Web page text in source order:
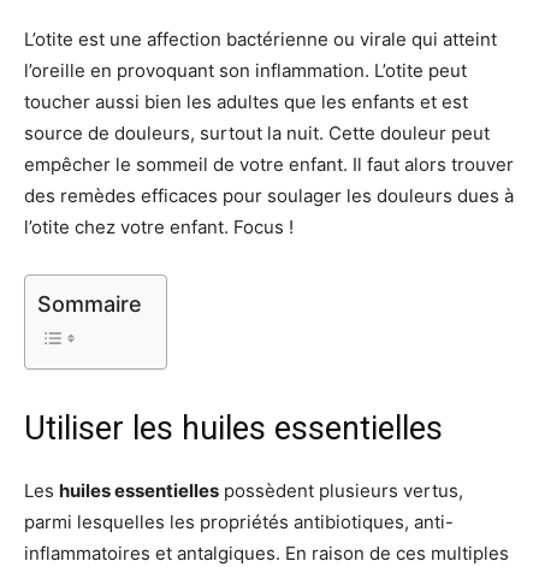
L’otite est une affection bactérienne ou virale qui atteint
l’oreille en provoquant son inflammation. L’otite peut
toucher aussi bien les adultes que les enfants et est
source de douleurs, surtout la nuit. Cette douleur peut
empêcher le sommeil de votre enfant. Il faut alors trouver
des remèdes efficaces pour soulager les douleurs dues à
l’otite chez votre enfant. Focus !
Sommaire
Utiliser les huiles essentielles
Les huiles essentielles possèdent plusieurs vertus,
parmi lesquelles les propriétés antibiotiques, anti-
inflammatoires et antalgiques. En raison de ces multiples